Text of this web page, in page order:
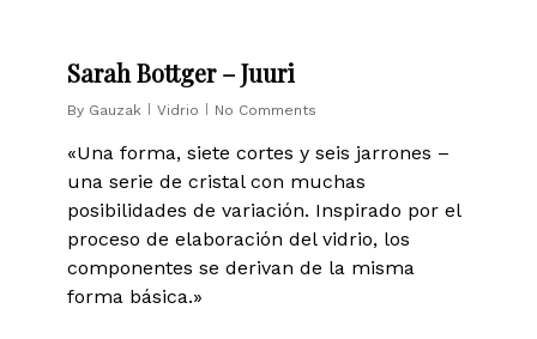
Sarah Bottger – Juuri
By Gauzak Vidrio No Comments
«Una forma, siete cortes y seis jarrones –
una serie de cristal con muchas
posibilidades de variación. Inspirado por el
proceso de elaboración del vidrio, los
componentes se derivan de la misma
forma básica.»